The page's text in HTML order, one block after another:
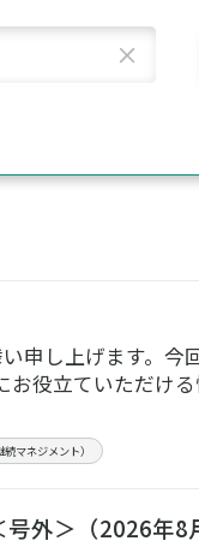
申し上げます。今
役立ていただけ
マネジメント）
外＞（2026年8